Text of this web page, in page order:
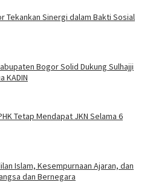
Tekankan Sinergi dalam Bakti Sosial
Bogor Solid Dukung Sulhajji
KADIN
Tetap Mendapat JKN Selama 6
Islam, Kesempurnaan Ajaran, dan
dan Bernegara